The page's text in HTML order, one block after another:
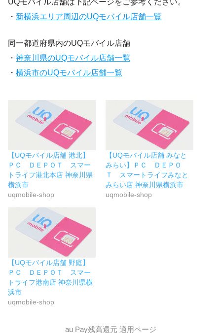
UQモバイル店舗は下記ページをご参考ください。
・ 新横浜エリア周辺のUQモバイル店舗一覧
同一都道府県内のUQモバイル店舗
・ 神奈川県のUQモバイル店舗一覧
・ 横浜市のUQモバイル店舗一覧
【UQモバイル店舗 港北】
ＰＣ ＤＥＰＯＴ スマー
トライフ港北本店 神奈川県
横浜市
uqmobile-shop
【UQモバイル店舗 みなと
みらい】ＰＣ ＤＥＰＯ
Ｔ スマートライフみなと
みらい店 神奈川県横浜市
uqmobile-shop
【UQモバイル店舗 野庭】
ＰＣ ＤＥＰＯＴ スマー
トライフ港南店 神奈川県横
浜市
uqmobile-shop
au Pay残高還元 適用ページ